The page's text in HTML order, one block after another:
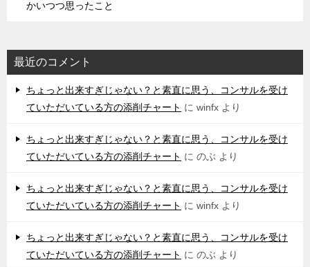
かいつつ思ったこと
最近のコメント
ちょっと出来すぎじゃない？と素直に思う、コンサルを受け
ていただいている方の添削チャート に winfx より
ちょっと出来すぎじゃない？と素直に思う、コンサルを受け
ていただいている方の添削チャート に のぶ より
ちょっと出来すぎじゃない？と素直に思う、コンサルを受け
ていただいている方の添削チャート に winfx より
ちょっと出来すぎじゃない？と素直に思う、コンサルを受け
ていただいている方の添削チャート に のぶ より